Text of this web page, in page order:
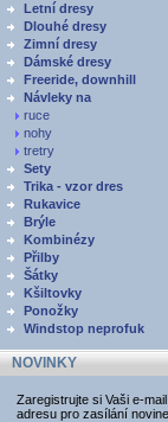
Letní dresy
Dlouhé dresy
Zimní dresy
Dámské dresy
Freeride, downhill
Návleky na
ruce
nohy
tretry
Sety
Trika - vzor dres
Rukavice
Brýle
Kombinézy
Přilby
Šátky
Kšiltovky
Ponožky
Windstop neprofuk
NOVINKY
Zaregistrujte si Vaši e-mail
adresu pro zasílání